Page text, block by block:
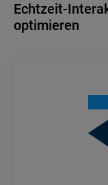
Echtzeit-
optimieren